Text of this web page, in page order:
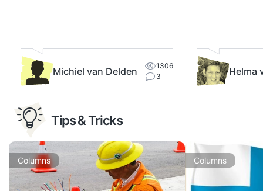
Michiel van Delden
1306
3
Helma
Tips & Tricks
Columns Columns